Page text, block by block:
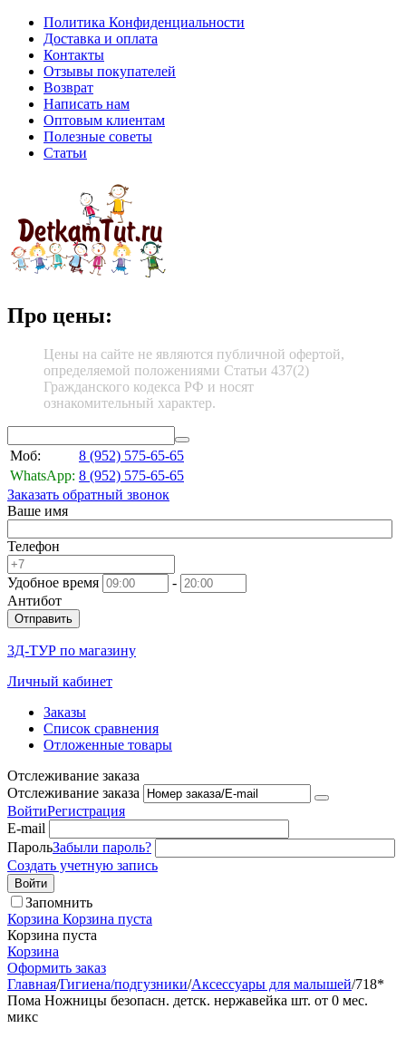
Политика Конфиденциальности
Доставка и оплата
Контакты
Отзывы покупателей
Возврат
Написать нам
Оптовым клиентам
Полезные советы
Статьи
Про цены:
Цены на сайте не являются публичной офертой,
определяемой положениями Статьи 437(2)
Гражданского кодекса РФ и носят
ознакомительный характер.
Моб: 8 (952) 575-65-65
WhatsApp: 8 (952) 575-65-65
Заказать обратный звонок
Ваше имя
Телефон
Удобное время
-
Антибот
Отправить
3Д-ТУР по магазину
Личный кабинет
Заказы
Список сравнения
Отложенные товары
Отслеживание заказа
Отслеживание заказа
ВойтиРегистрация
E-mail
ПарольЗабыли пароль?
Создать учетную запись
Войти
Запомнить
Корзина Корзина пуста
Корзина пуста
Корзина
Оформить заказ
Главная/Гигиена/подгузники/Аксессуары для малышей/718*
Пома Ножницы безопасн. детск. нержавейка шт. от 0 мес.
микс